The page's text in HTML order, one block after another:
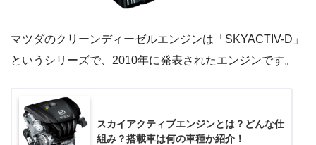
マツダのクリーンディーゼルエンジンは「SKYACTIV-D」
というシリーズで、2010年に発表されたエンジンです。
スカイアクティブエンジンとは？どんな仕
組み？搭載車は何の車種か紹介！